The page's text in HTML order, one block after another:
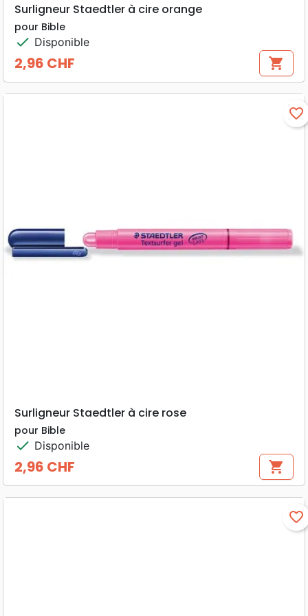
Surligneur Staedtler à cire orange
pour Bible
check Disponible
Prix
2,96 CHF shopping_cart
favorite_border
Surligneur Staedtler à cire rose
pour Bible
check Disponible
Prix
2,96 CHF shopping_cart
favorite_border